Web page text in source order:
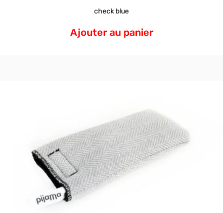
check blue
Ajouter au panier